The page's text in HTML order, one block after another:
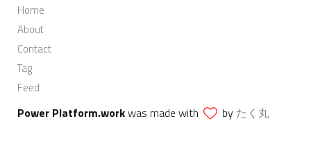
Home
About
Contact
Tag
Feed
Power Platform.workwas made with by たく丸